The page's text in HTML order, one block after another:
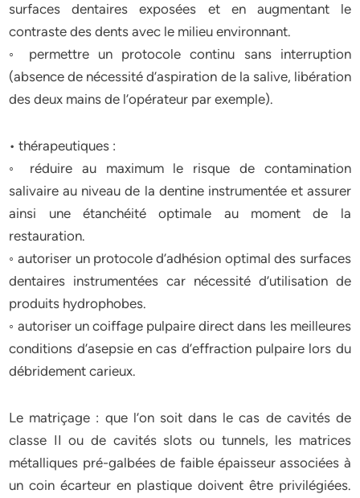
surfaces dentaires exposées et en augmentant le
contraste des dents avec le milieu environnant.
◦ permettre un protocole continu sans interruption
(absence de nécessité d’aspiration de la salive, libération
des deux mains de l’opérateur par exemple).
• thérapeutiques :
◦ réduire au maximum le risque de contamination
salivaire au niveau de la dentine instrumentée et assurer
ainsi une étanchéité optimale au moment de la
restauration.
◦ autoriser un protocole d’adhésion optimal des surfaces
dentaires instrumentées car nécessité d’utilisation de
produits hydrophobes.
◦ autoriser un coiffage pulpaire direct dans les meilleures
conditions d’asepsie en cas d’effraction pulpaire lors du
débridement carieux.
Le matriçage : que l’on soit dans le cas de cavités de
classe II ou de cavités slots ou tunnels, les matrices
métalliques pré-galbées de faible épaisseur associées à
un coin écarteur en plastique doivent être privilégiées.